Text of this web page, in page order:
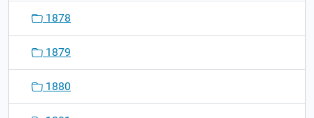
1878
1879
1880